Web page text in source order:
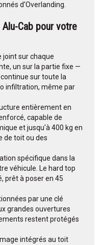
d'Overlanding.
Cab pour votre
joint sur chaque
un sur la partie fixe —
sur toute la
infiltration, même par
entièrement en
capable de
et jusqu'à 400 kg en
de toit ou des
spécifique dans la
véhicule. Le hard top
prêt à poser en 45
par une clé
grandes ouvertures
restent protégés
intégrés au toit